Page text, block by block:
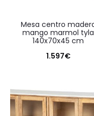
mesa centro madera
mango marmol tyla
140x70x45 cm
1.597€